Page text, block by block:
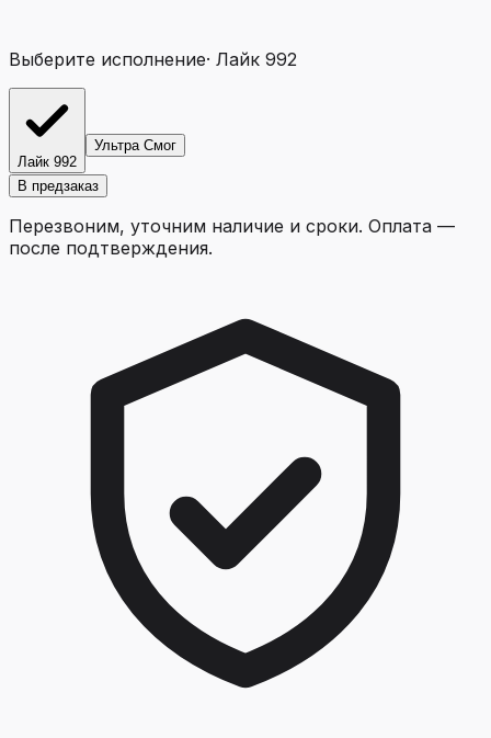
Выберите исполнение· Лайк 992
Лайк 992
Ультра Смог
В предзаказ
Перезвоним, уточним наличие и сроки. Оплата —
после подтверждения.